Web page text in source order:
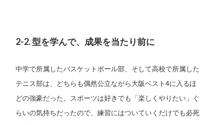
2-2. 型を学んで、成果を当たり前に
中学で所属したバスケットボール部、そして高校で所属した
テニス部は、どちらも偶然公立ながら大阪ベスト4に入るほ
どの強豪だった。スポーツは好きでも「楽しくやりたい」ぐ
らいの気持ちだったので、練習にはついていくだけでも必死